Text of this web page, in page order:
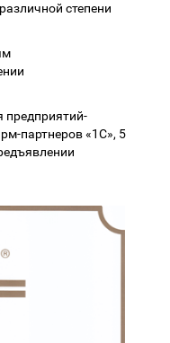
степени
предприятий-
партнеров «1С», 5